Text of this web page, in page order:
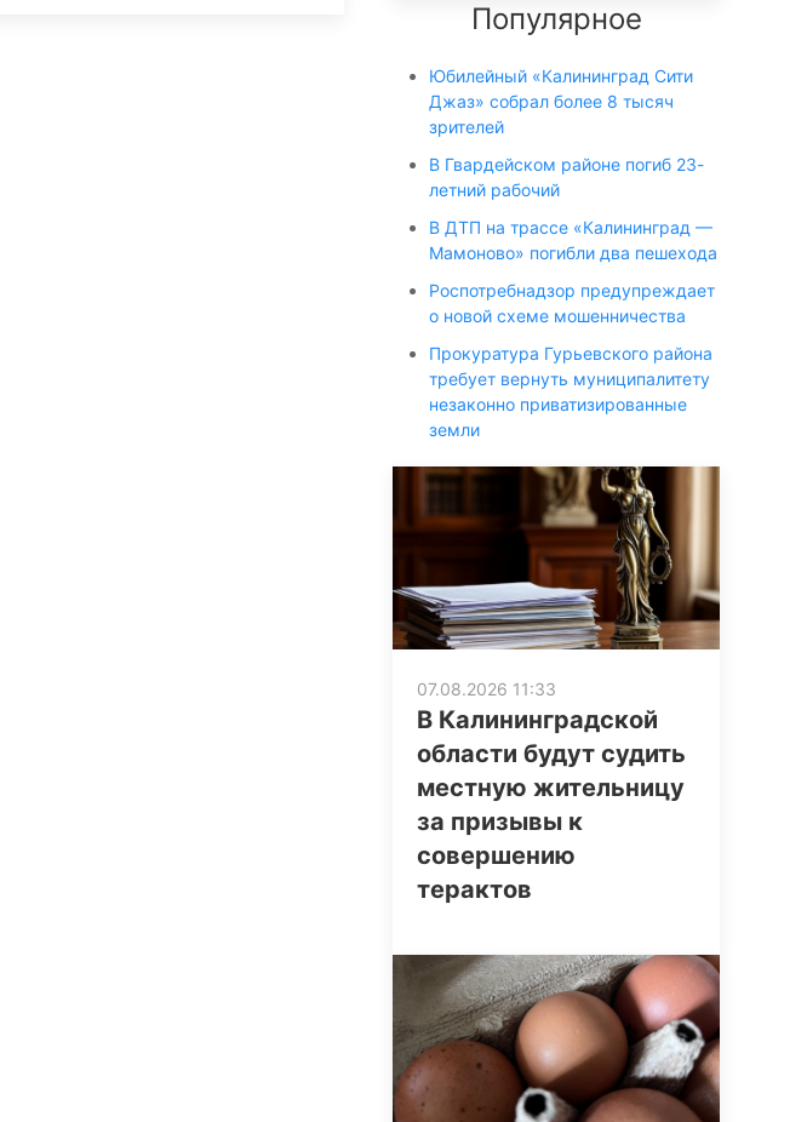
Популярное
Юбилейный «Калининград Сити
Джаз» собрал более 8 тысяч
зрителей
В Гвардейском районе погиб 23-
летний рабочий
В ДТП на трассе «Калининград —
Мамоново» погибли два пешехода
Роспотребнадзор предупреждает
о новой схеме мошенничества
Прокуратура Гурьевского района
требует вернуть муниципалитету
незаконно приватизированные
земли
07.08.2026 11:33
В Калининградской
области будут судить
местную жительницу
за призывы к
совершению
терактов